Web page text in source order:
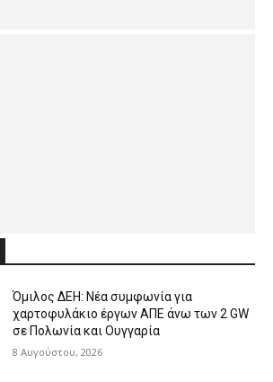
Όμιλος ΔΕΗ: Νέα συμφωνία για
χαρτοφυλάκιο έργων ΑΠΕ άνω των 2 GW
σε Πολωνία και Ουγγαρία
8 Αυγούστου, 2026